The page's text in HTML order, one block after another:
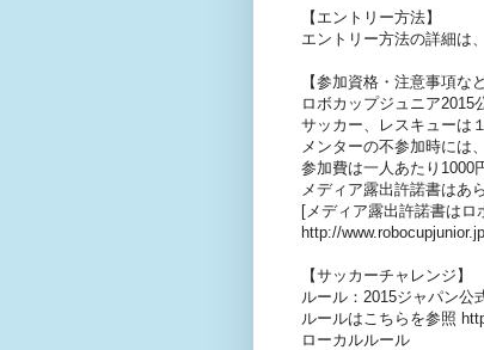
【エントリー方法】
エントリー方法の詳細は
【参加資格・注意事項など
ロボカップジュニア2015
サッカー、レスキューは
メンターの不参加時には
参加費は一人あたり1000
メディア露出許諾書はあ
[メディア露出許諾書はロ
http://
【サッカーチャレンジ】
ルール：2015ジャパン公
ルールはこちらを参照
ローカルルール